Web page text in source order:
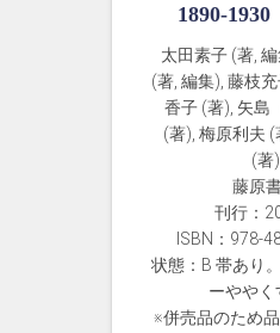
1890-1930
太田素子 (著,
(著, 編集), 藤枝
香子 (著), 矢島
(著), 梅原利夫
(著),
藤原
刊行：
ISBN：978-
状態：B 帯あり
ーややく
※併売品のため